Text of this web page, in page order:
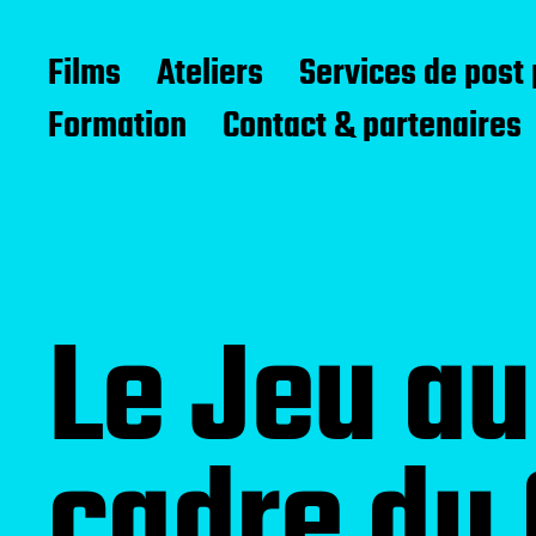
Compagnie d'Avril
Films Ateliers
Services de
Formation
Contact & partenaires
Le Jeu